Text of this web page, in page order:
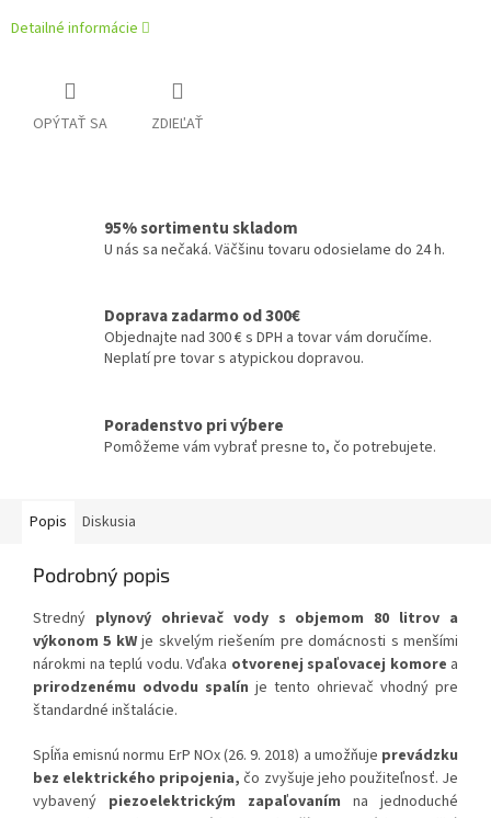
Detailné informácie
OPÝTAŤ SA ZDIEĽAŤ
95% sortimentu skladom
U nás sa nečaká. Väčšinu tovaru odosielame do 24 h.
Doprava zadarmo od 300€
Objednajte nad 300 € s DPH a tovar vám doručíme.
Neplatí pre tovar s atypickou dopravou.
Poradenstvo pri výbere
Pomôžeme vám vybrať presne to, čo potrebujete.
Popis Diskusia
Podrobný popis
Stredný plynový ohrievač vody s objemom 80 litrov a
výkonom 5 kWje skvelým riešením pre domácnosti s menšími
nárokmi na teplú vodu. Vďaka otvorenej spaľovacej komore a
prirodzenému odvodu spalín je tento ohrievač vhodný pre
štandardné inštalácie.
Spĺňa emisnú normu ErP NOx (26. 9. 2018) a umožňuje prevádzku
bez elektrického pripojenia, čo zvyšuje jeho použiteľnosť. Je
vybavený piezoelektrickým zapaľovaním na jednoduché